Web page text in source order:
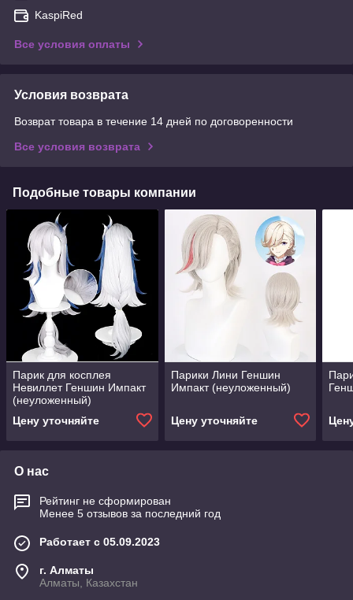
KaspiRed
Все условия оплаты
Условия возврата
Возврат товара в течение 14 дней по договоренности
Все условия возврата
Подобные товары компании
Парик для косплея
Невиллет Геншин Импакт
(неуложенный)
Цену уточняйте
Парики Лини Геншин
Импакт (неуложенный)
Цену уточняйте
О нас
Рейтинг не сформирован
Менее 5 отзывов за последний год
Работает с 05.09.2023
г. Алматы
Алматы, Казахстан